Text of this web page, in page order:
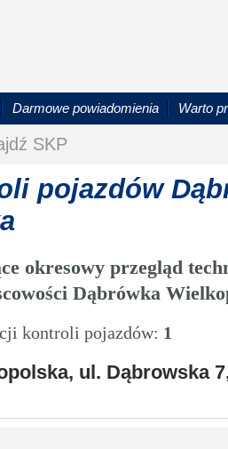
Darmowe powiadomienia Warto
SKP
pojazdów
okresowy przegląd
Dąbrówka
kontroli pojazdów: 1
ul. Dąbrowska